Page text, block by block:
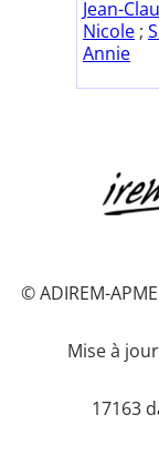
Jean-
Nicole ;
Annie
© ADIREM-
Mise à
17163